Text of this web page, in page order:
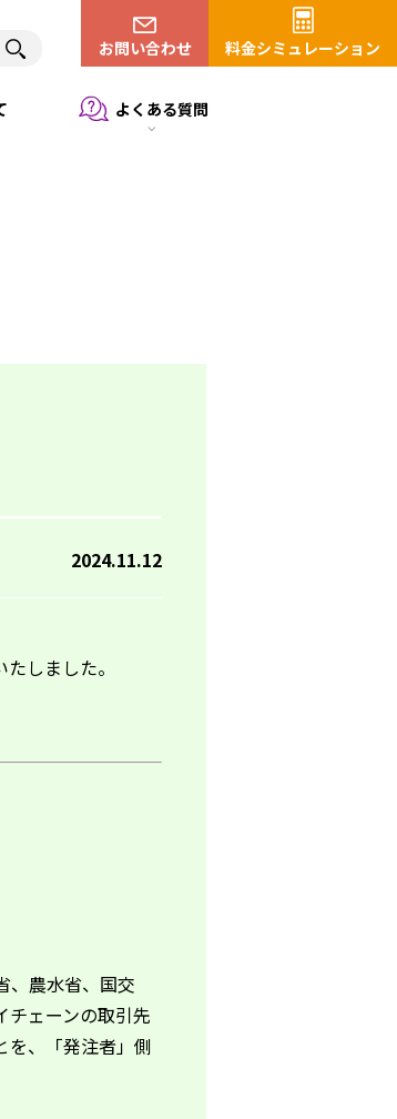
お問い合わせ 料金シミュレーション
よくある質問
2024.11.12
しました。
、農水省、国交
チェーンの取引先
を、「発注者」側